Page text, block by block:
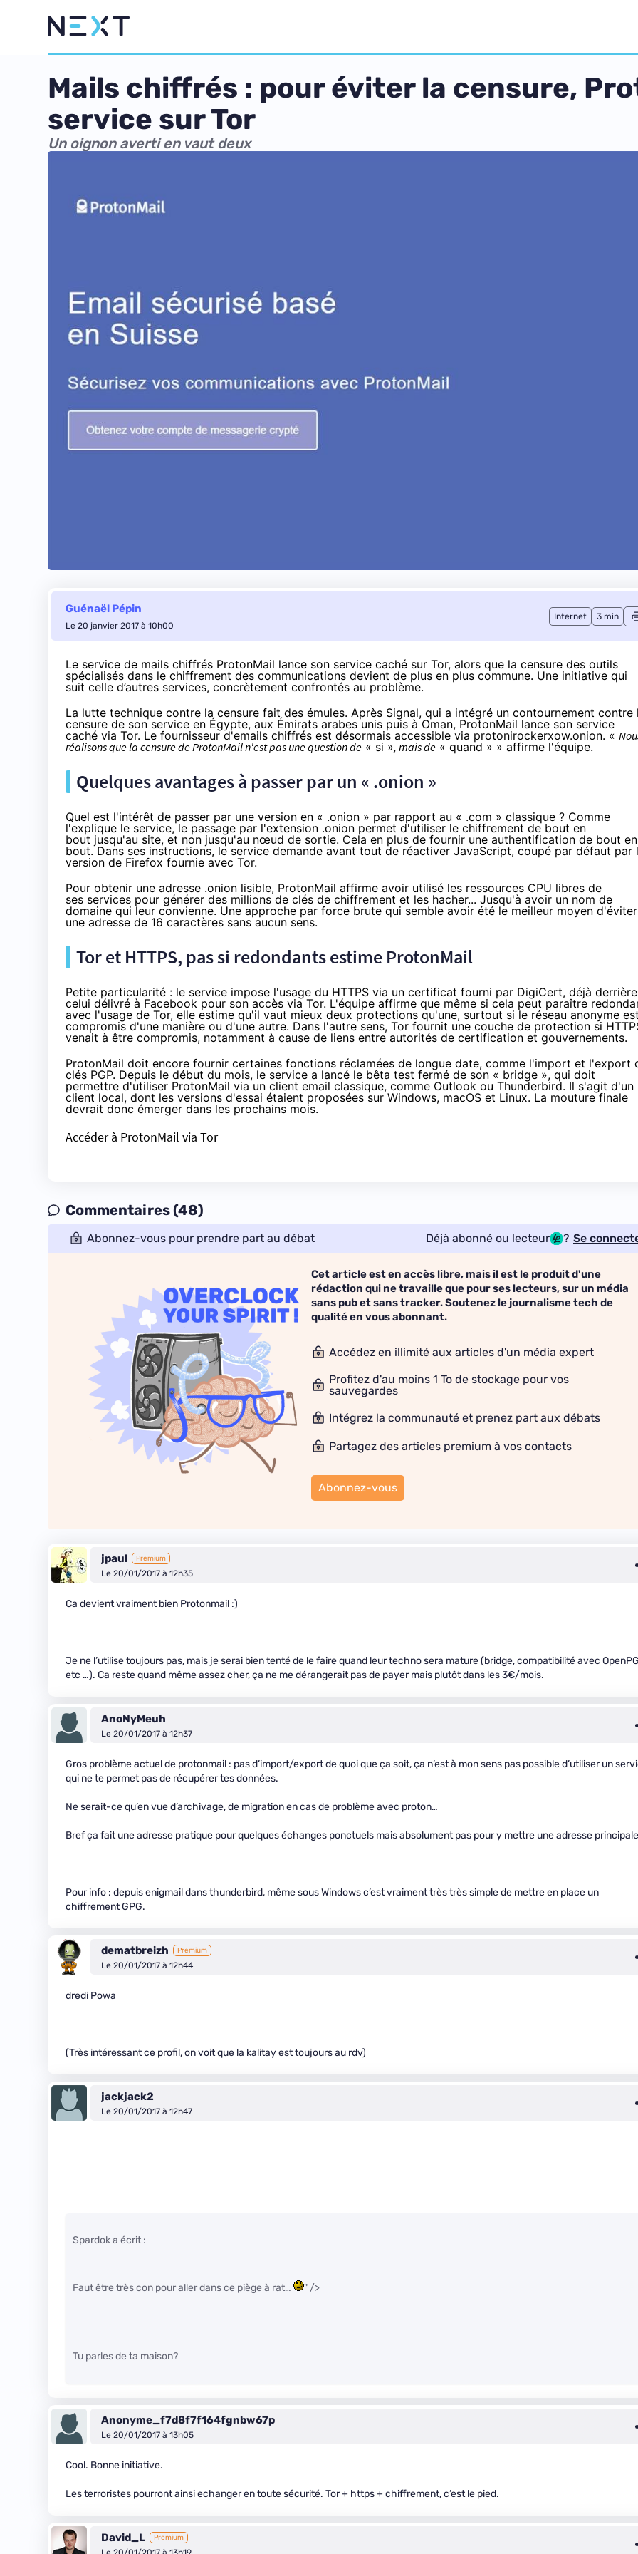
Mails chiffrés : pour éviter la censure,
service sur Tor
Un oignon averti en vaut deux
Guénaël Pépin
Le 20 janvier 2017 à 10h00
Internet 3 min
Le service de mails chiffrés ProtonMail lance son service caché sur Tor, alors que la censure des outils
spécialisés dans le chiffrement des communications devient de plus en plus commune. Une initiative qui
suit celle d’autres services, concrètement confrontés au problème.
La lutte technique contre la censure fait des émules. Après Signal, qui a intégré un contournement contre
censure de son service en Égypte, aux Émirats arabes unis puis à Oman, ProtonMail lance son service
caché via Tor. Le fournisseur d'emails chiffrés est désormais accessible via protonirockerxow.onion. «
réalisons que la censure de ProtonMail n'est pas une question de « si », mais de « quand » » affirme l'équipe.
Quelques avantages à passer par un « .onion »
Quel est l'intérêt de passer par une version en « .onion » par rapport au « .com » classique ? Comme
l'explique le service, le passage par l'extension .onion permet d'utiliser le chiffrement de bout en
bout jusqu'au site, et non jusqu'au nœud de sortie. Cela en plus de fournir une authentification de bout en
bout. Dans ses instructions, le service demande avant tout de réactiver JavaScript, coupé par défaut par
version de Firefox fournie avec Tor.
Pour obtenir une adresse .onion lisible, ProtonMail affirme avoir utilisé les ressources CPU libres de
ses services pour générer des millions de clés de chiffrement et les hacher... Jusqu'à avoir un nom de
domaine qui leur convienne. Une approche par force brute qui semble avoir été le meilleur moyen d'éviter
une adresse de 16 caractères sans aucun sens.
Tor et HTTPS, pas si redondants estime ProtonMail
Petite particularité : le service impose l'usage du HTTPS via un certificat fourni par DigiCert, déjà derrière
celui délivré à Facebook pour son accès via Tor. L'équipe affirme que même si cela peut paraître
avec l'usage de Tor, elle estime qu'il vaut mieux deux protections qu'une, surtout si le réseau anonyme est
compromis d'une manière ou d'une autre. Dans l'autre sens, Tor fournit une couche de protection si
venait à être compromis, notamment à cause de liens entre autorités de certification et gouvernements.
ProtonMail doit encore fournir certaines fonctions réclamées de longue date, comme l'import et l'export
clés PGP. Depuis le début du mois, le service a lancé le bêta test fermé de son « bridge », qui doit
permettre d'utiliser ProtonMail via un client email classique, comme Outlook ou Thunderbird. Il s'agit d'un
client local, dont les versions d'essai étaient proposées sur Windows, macOS et Linux. La mouture finale
devrait donc émerger dans les prochains mois.
Accéder à ProtonMail via Tor
Commentaires (48)
Abonnez-vous pour prendre part au débat Déjà abonné ou lecteur ? Se
Cet article est en accès libre, mais il est le produit d'une
rédaction qui ne travaille que pour ses lecteurs, sur un média
sans pub et sans tracker. Soutenez le journalisme tech de
qualité en vous abonnant.
Accédez en illimité aux articles d'un média expert
Profitez d'au moins 1 To de stockage pour vos
sauvegardes
Intégrez la communauté et prenez part aux débats
Partagez des articles premium à vos contacts
Abonnez-vous
jpaul Premium
Le 20/01/2017 à 12h35
Ca devient vraiment bien Protonmail :)
Je ne l’utilise toujours pas, mais je serai bien tenté de le faire quand leur techno sera mature (bridge, compatibilité avec
etc …). Ca reste quand même assez cher, ça ne me dérangerait pas de payer mais plutôt dans les 3€/mois.
AnoNyMeuh
Le 20/01/2017 à 12h37
Gros problème actuel de protonmail : pas d’import/export de quoi que ça soit, ça n’est à mon sens pas possible d’utiliser un
qui ne te permet pas de récupérer tes données.
Ne serait-ce qu’en vue d’archivage, de migration en cas de problème avec proton…
Bref ça fait une adresse pratique pour quelques échanges ponctuels mais absolument pas pour y mettre une adresse
Pour info : depuis enigmail dans thunderbird, même sous Windows c’est vraiment très très simple de mettre en place un
chiffrement GPG.
dematbreizh Premium
Le 20/01/2017 à 12h44
dredi Powa
(Très intéressant ce profil, on voit que la kalitay est toujours au rdv)
jackjack2
Le 20/01/2017 à 12h47
Spardok a écrit :
Faut être très con pour aller dans ce piège à rat… " />
Tu parles de ta maison?
Anonyme_f7d8f7f164fgnbw67p
Le 20/01/2017 à 13h05
Cool. Bonne initiative.
Les terroristes pourront ainsi echanger en toute sécurité. Tor + https + chiffrement, c’est le pied.
David_L Premium